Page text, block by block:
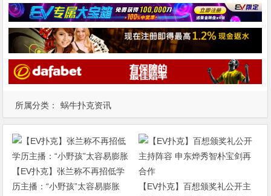
所属分类： 蜗牛扑克资讯
【EV扑克】张兰称不再招低学
历主播：“小野孩”太容易膨胀
【EV扑克】百想颁奖礼公开主